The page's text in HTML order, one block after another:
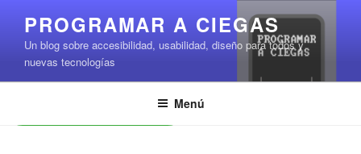
contenido
PROGRAMAR A CIEGAS
Un blog sobre accesibilidad, usabilidad, diseño para todos y
nuevas tecnologías
Menú